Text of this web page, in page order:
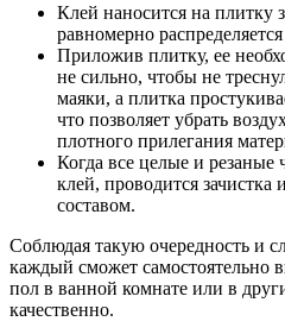
Клей наносится на плитку
равномерно
Приложив плитку, ее
не сильно, чтобы не
маяки, а плитка
что позволяет убрать
плотного прилегания
Когда все целые и резаные
клей, проводится
составом.
Соблюдая такую очередность и
каждый сможет самостоятельно
пол в ванной комнате или в
качественно.